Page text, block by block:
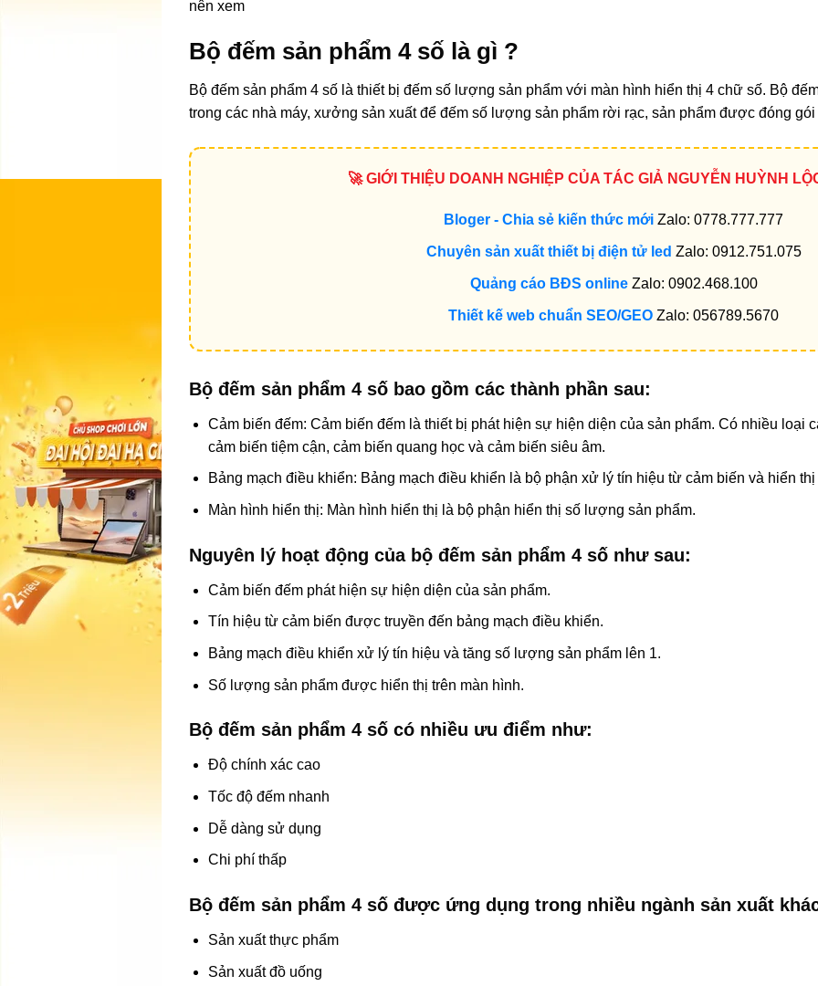
nên xem
Bộ đếm sản phẩm 4 số là gì ?
Bộ đếm sản phẩm 4 số là thiết bị đếm số lượng sản phẩm với màn hình hiển thị 4 chữ số. Bộ
trong các nhà máy, xưởng sản xuất để đếm số lượng sản phẩm rời rạc, sản phẩm được đóng
🚀 GIỚI THIỆU DOANH NGHIỆP CỦA TÁC GIẢ NGUYỄN HUỲNH
Bloger - Chia sẻ kiến thức mới Zalo: 0778.777.777
Chuyên sản xuất thiết bị điện tử led Zalo: 0912.751.075
Quảng cáo BĐS onlineZalo: 0902.468.100
Thiết kế web chuẩn SEO/GEO Zalo: 056789.5670
Bộ đếm sản phẩm 4 số bao gồm các thành phần sau:
Cảm biến đếm: Cảm biến đếm là thiết bị phát hiện sự hiện diện của sản phẩm. Có nhiều loại
cảm biến tiệm cận, cảm biến quang học và cảm biến siêu âm.
Bảng mạch điều khiển: Bảng mạch điều khiển là bộ phận xử lý tín hiệu từ cảm biến và hiển
Màn hình hiển thị: Màn hình hiển thị là bộ phận hiển thị số lượng sản phẩm.
Nguyên lý hoạt động của bộ đếm sản phẩm 4 số như sau:
Cảm biến đếm phát hiện sự hiện diện của sản phẩm.
Tín hiệu từ cảm biến được truyền đến bảng mạch điều khiển.
Bảng mạch điều khiển xử lý tín hiệu và tăng số lượng sản phẩm lên 1.
Số lượng sản phẩm được hiển thị trên màn hình.
Bộ đếm sản phẩm 4 số có nhiều ưu điểm như:
Độ chính xác cao
Tốc độ đếm nhanh
Dễ dàng sử dụng
Chi phí thấp
Bộ đếm sản phẩm 4 số được ứng dụng trong nhiều ngành sản xuất
Sản xuất thực phẩm
Sản xuất đồ uống